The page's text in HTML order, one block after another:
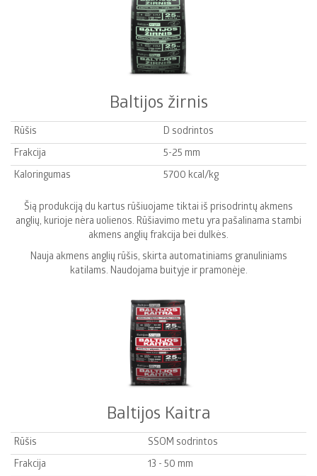
Baltijos žirnis
Rūšis
D sodrintos
Frakcija
5-25 mm
Kaloringumas
5700 kcal/kg
Šią produkciją du kartus rūšiuojame tiktai iš prisodrintų akmens
anglių, kurioje nėra uolienos. Rūšiavimo metu yra pašalinama stambi
akmens anglių frakcija bei dulkės.
Nauja akmens anglių rūšis, skirta automatiniams granuliniams
katilams. Naudojama buityje ir pramonėje.
Baltijos Kaitra
Rūšis
SSOM sodrintos
Frakcija
13 - 50 mm